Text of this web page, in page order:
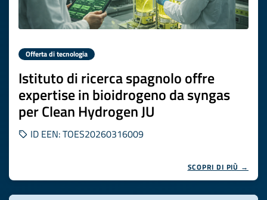
Offerta di tecnologia
Istituto di ricerca spagnolo offre
expertise in bioidrogeno da syngas
per Clean Hydrogen JU
ID EEN: TOES20260316009
SCOPRI DI PIÙ →